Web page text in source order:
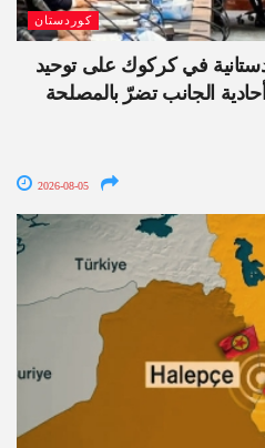
كوردستان
في كركوك على توحيد
الجانب تضرّ بالمصلحة
2026-08-05